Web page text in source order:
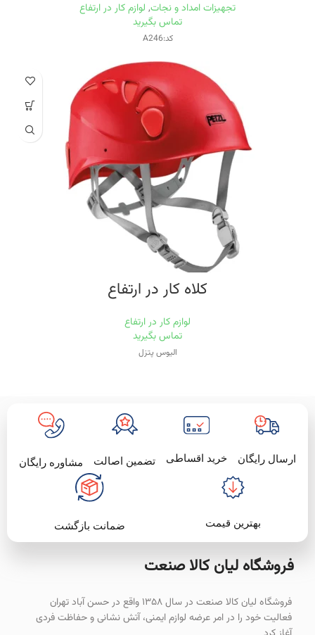
تجهیزات امداد و نجات, لوازم کار در ارتفاع
تماس بگیرید
کد:A246
کلاه کار در ارتفاع
لوازم کار در ارتفاع
تماس بگیرید
الیوس پتزل
ارسال رایگان خرید اقساطی تضمین اصالت مشاوره رایگان
بهترین قیمت ضمانت بازگشت
فروشگاه لیان‌ کالا صنعت
فروشگاه لیان کالا صنعت در سال ۱۳۵۸ واقع در حسن آباد تهران
فعالیت خود را در امر عرضه لوازم ایمنی، آتش نشانی و حفاظت فردی